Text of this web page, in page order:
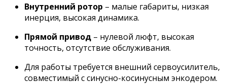
Внутренний ротор – малые габариты, низкая
инерция, высокая динамика.
Прямой привод – нулевой люфт, высокая
точность, отсутствие обслуживания.
Для работы требуется внешний сервоусилитель,
совместимый с синусно-косинусным энкодером.